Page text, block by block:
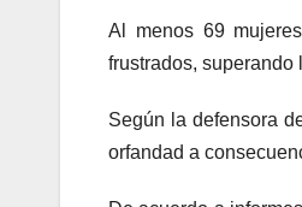
Al menos 69
frustrados, superando
Según la defensora
orfandad a